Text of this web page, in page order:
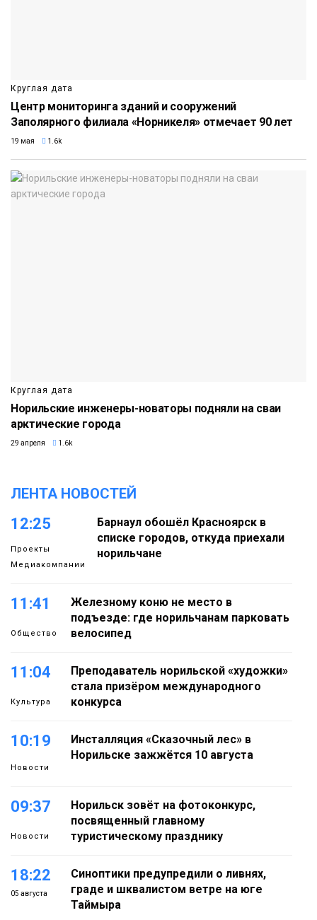
Круглая дата
Центр мониторинга зданий и сооружений
Заполярного филиала «Норникеля» отмечает 90 лет
19 мая 1.6k
Круглая дата
Норильские инженеры-новаторы подняли на сваи
арктические города
29 апреля 1.6k
ЛЕНТА НОВОСТЕЙ
12:25
Проекты
Медиакомпании
Барнаул обошёл Красноярск в
списке городов, откуда приехали
норильчане
11:41
Общество
Железному коню не место в
подъезде: где норильчанам парковать
велосипед
11:04
Культура
Преподаватель норильской «художки»
стала призёром международного
конкурса
10:19
Новости
Инсталляция «Сказочный лес» в
Норильске зажжётся 10 августа
09:37
Новости
Норильск зовёт на фотоконкурс,
посвященный главному
туристическому празднику
18:22
05 августа
Синоптики предупредили о ливнях,
граде и шквалистом ветре на юге
Таймыра